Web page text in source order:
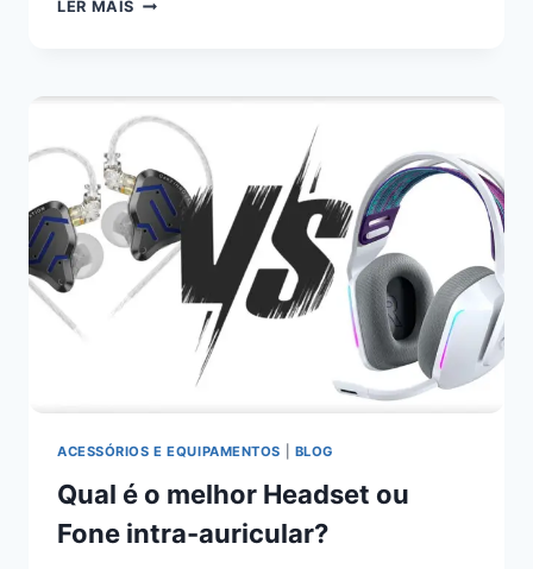
LER MAIS
ACESSÓRIOS E EQUIPAMENTOS BLOG
Qual é o melhor Headset ou
Fone intra-auricular?